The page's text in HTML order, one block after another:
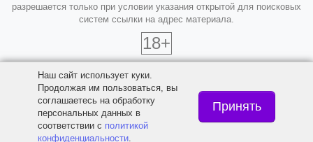
разрешается только при условии указания открытой для поисковых
систем ссылки на адрес материала.
18+
Наш сайт использует куки.
Продолжая им пользоваться, вы
соглашаетесь на обработку
персональных данных в
соответствии с политикой
конфиденциальности
Принять